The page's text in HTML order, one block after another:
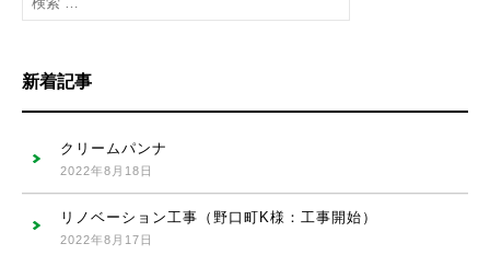
索
新着記事
クリームパンナ
2022年8月18日
リノベーション工事（野口町K様：工事開始）
2022年8月17日